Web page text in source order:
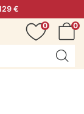
€
0
0